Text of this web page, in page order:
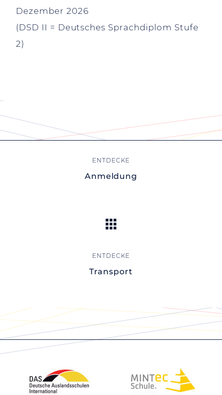
Dezember 2026
(DSD II = Deutsches Sprachdiplom Stufe
2)
Anmeldung
Transport